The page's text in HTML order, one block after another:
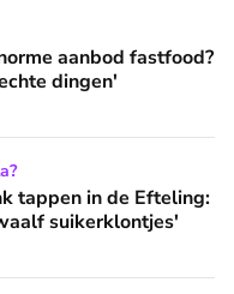
fastfood? 'Je hebt recht
aanbod fastfood?
dingen'
Efteling: 'Een beker
tappen in de Efteling:
suikerklontjes'